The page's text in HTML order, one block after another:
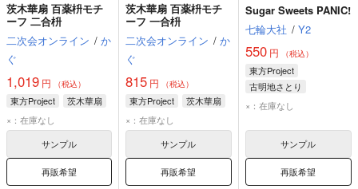
茨木華扇 百薬枡モチ
ーフ 二合枡
二次会オンライン / か
ぐ
1,019 円 （税込）
東方Project
茨木華扇
×：在庫なし
サンプル
再販希望
茨木華扇 百薬枡モチ
ーフ 一合枡
二次会オンライン / か
ぐ
815 円 （税込）
東方Project
茨木華扇
×：在庫なし
サンプル
再販希望
Sugar Sweets PANIC!
七輪大社 / Y2
550円 （税込）
東方Project
古明地さとり
稀神サグメ
×：在庫なし
サンプル
再販希望